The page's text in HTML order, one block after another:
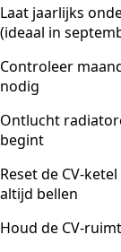
Laat jaarlijks
(ideaal in
Controleer
nodig
Ontlucht
begint
Reset de CV-
altijd bellen
Houd de CV-